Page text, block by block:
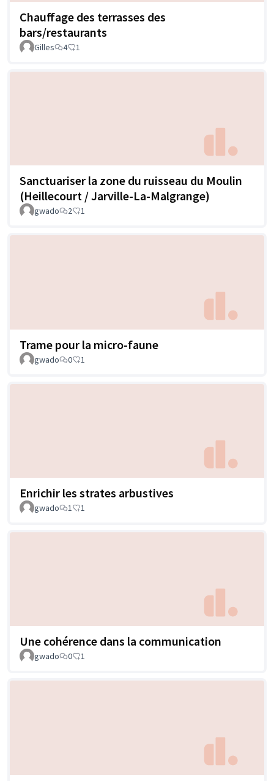
Chauffage des terrasses des
bars/restaurants
Gilles 4 1
Sanctuariser la zone du ruisseau du Moulin
(Heillecourt / Jarville-La-Malgrange)
gwado 2 1
Trame pour la micro-faune
gwado 0 1
Enrichir les strates arbustives
gwado 1 1
Une cohérence dans la communication
gwado 0 1